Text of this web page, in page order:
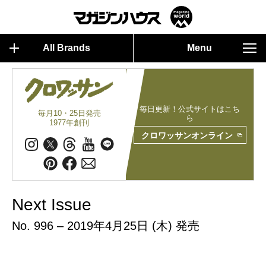
All Brands Menu
毎月10・25日発売
1977年創刊
毎日更新！公式サイトはこち
ら
クロワッサンオンライン
Next Issue
No. 996 – 2019年4月25日 (木) 発売